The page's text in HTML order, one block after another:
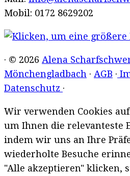
Mobil: 0172 8629202
· © 2026 Alena
Mönchengladbach · AGB ·
Datenschutz ·
Wir verwenden Cookies
um Ihnen die relevanteste
indem wir uns an Ihre
wiederholte Besuche
"Alle akzeptieren" klicken,